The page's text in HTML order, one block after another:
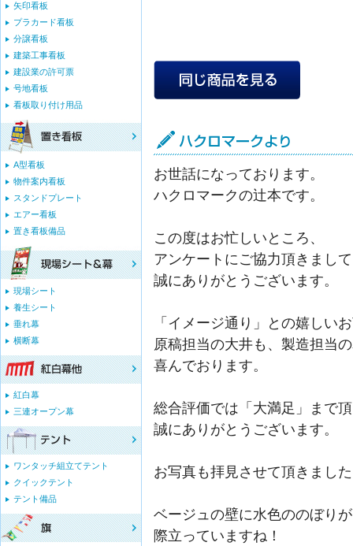
お世話になっております。
ハクロマークの辻本です。
この度はお忙しいところ、
アンケートにご協力頂きまし
誠にありがとうございます。
「イメージ通り」との嬉しい
原稿担当の大井も、製造担当
喜んでおります。
総合評価では「大満足」まで
誠にありがとうございます。
お写真も拝見させて頂きまし
ベージュの壁に水色ののぼりが
際立っていますね！
矢印看板
プラカード看板
分譲看板
建築工事看板
建設業の許可票
号地看板
看板取り付け用品
A型看板
物件案内看板
スタンドプレート
エアー看板
置き看板備品
現場シート
養生シート
垂れ幕
横断幕
紅白幕
三連オープン幕
ワンタッチ組立てテント
クイックテント
テント備品